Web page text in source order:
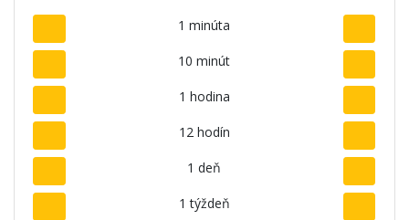
1 minúta
10 minút
1 hodina
12 hodín
1 deň
1 týždeň